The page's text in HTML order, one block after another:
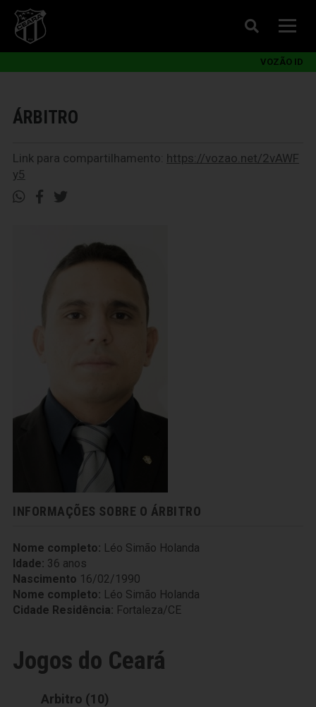
VOZÃO ID
ÁRBITRO
Link para compartilhamento: https://vozao.net/2vAWF
y5
INFORMAÇÕES SOBRE O ÁRBITRO
Nome completo: Léo Simão Holanda
Idade: 36 anos
Nascimento 16/02/1990
Nome completo: Léo Simão Holanda
Cidade Residência: Fortaleza/CE
Jogos do Ceará
Arbitro (10)